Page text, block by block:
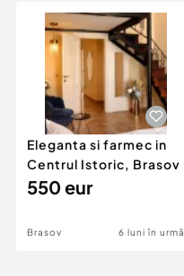
Eleganta si farmec in
Centrul Istoric, Brasov
550 eur
Brasov 6 luni în urmă